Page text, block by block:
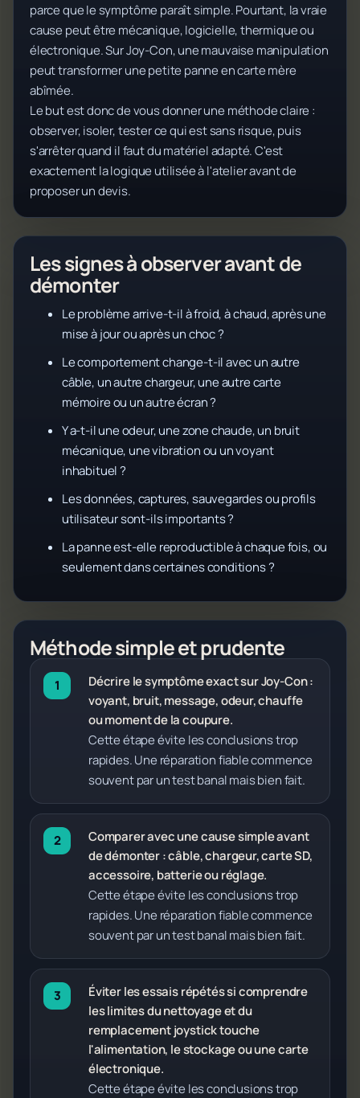
parce que le symptôme paraît simple. Pourtant, la vraie
cause peut être mécanique, logicielle, thermique ou
électronique. Sur Joy-Con, une mauvaise manipulation
peut transformer une petite panne en carte mère
abîmée.
Le but est donc de vous donner une méthode claire :
observer, isoler, tester ce qui est sans risque, puis
s'arrêter quand il faut du matériel adapté. C'est
exactement la logique utilisée à l'atelier avant de
proposer un devis.
Les signes à observer avant de
démonter
Le problème arrive-t-il à froid, à chaud, après une
mise à jour ou après un choc ?
Le comportement change-t-il avec un autre
câble, un autre chargeur, une autre carte
mémoire ou un autre écran ?
Y a-t-il une odeur, une zone chaude, un bruit
mécanique, une vibration ou un voyant
inhabituel ?
Les données, captures, sauvegardes ou profils
utilisateur sont-ils importants ?
La panne est-elle reproductible à chaque fois, ou
seulement dans certaines conditions ?
Méthode simple et prudente
Décrire le symptôme exact sur Joy-Con :
voyant, bruit, message, odeur, chauffe
ou moment de la coupure.
Cette étape évite les conclusions trop
rapides. Une réparation fiable commence
souvent par un test banal mais bien fait.
Comparer avec une cause simple avant
de démonter : câble, chargeur, carte SD,
accessoire, batterie ou réglage.
Cette étape évite les conclusions trop
rapides. Une réparation fiable commence
souvent par un test banal mais bien fait.
Éviter les essais répétés si comprendre
les limites du nettoyage et du
remplacement joystick touche
l'alimentation, le stockage ou une carte
électronique.
Cette étape évite les conclusions trop